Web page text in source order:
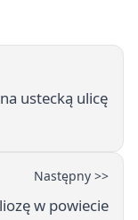
ustecką ulicę
Następny >>
w powiecie